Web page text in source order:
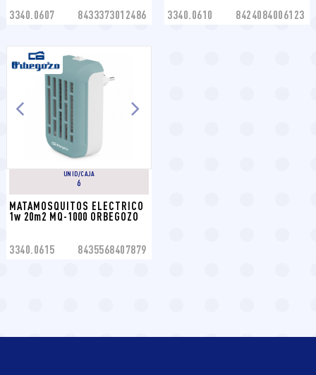
3340.0607 8433373012486 3340.0610 8424084006123
UNID/CAJA
6
MATAMOSQUITOS ELECTRICO
1w 20m2 MQ-1000 ORBEGOZO
3340.0615 8435568407879